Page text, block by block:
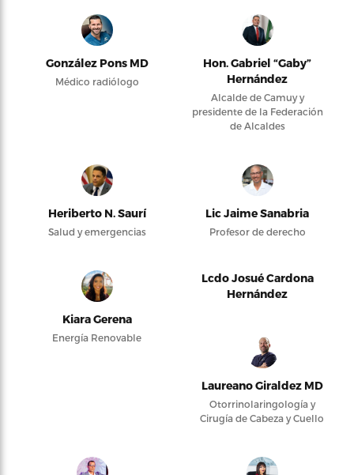
González Pons MD
Médico radiólogo
Hon. Gabriel “Gaby”
Hernández
Alcalde de Camuy y
presidente de la Federación
de Alcaldes
Heriberto N. Saurí
Salud y emergencias
Lic Jaime Sanabria
Profesor de derecho
Kiara Gerena
Energía Renovable
Lcdo Josué Cardona
Hernández
Laureano Giraldez MD
Otorrinolaringología y
Cirugía de Cabeza y Cuello